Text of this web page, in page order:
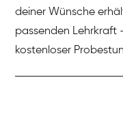
deiner Wünsche
passenden Lehrkraft
kostenloser